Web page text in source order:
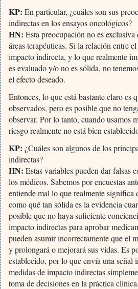
KP:En particular, ¿cuáles son sus
indirectas en los ensayos oncológicos?
HN: Esta preocupación no es
áreas terapéuticas. Si la relación entre
impacto indirecta, y lo que realmente
es evaluado y/o no es sólida, no
el efecto deseado.
Entonces, lo que está bastante claro es
observados, pero es posible que no
observar. Por lo tanto, cuando usamos
riesgo realmente no está bien
KP: ¿Cuáles son algunos de los
indirectas?
HN: Estas variables pueden dar falsas
los médicos. Sabemos por encuestas
entiende mal lo que realmente
como qué tan sólida es la evidencia
posible que no haya suficiente
impacto indirectas para aprobar
pueden asumir incorrectamente que el
y prolongará o mejorará sus vidas. Es
establecido, por lo que envía una señal
medidas de impacto indirectas
toma de decisiones en la práctica